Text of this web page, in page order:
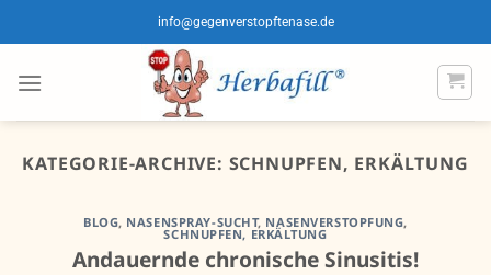
Inhalt
info@gegenverstopftenase.de
KATEGORIE-ARCHIVE: SCHNUPFEN, ERKÄLTUNG
BLOG, NASENSPRAY-SUCHT, NASENVERSTOPFUNG,
SCHNUPFEN, ERKÄLTUNG
Andauernde chronische Sinusitis!